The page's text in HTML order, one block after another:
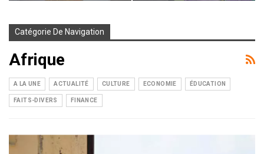
Catégorie De Navigation
Afrique
A LA UNE ACTUALITÉ CULTURE ECONOMIE ÉDUCATION
FAITS-DIVERS FINANCE